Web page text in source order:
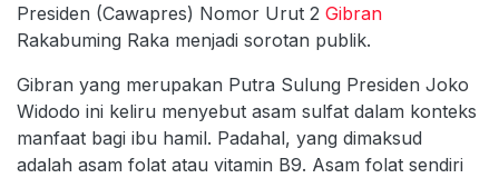
Presiden (Cawapres) Nomor Urut 2 Gibran
Rakabuming Raka menjadi sorotan publik.
Gibran yang merupakan Putra Sulung Presiden Joko
Widodo ini keliru menyebut asam sulfat dalam konteks
manfaat bagi ibu hamil. Padahal, yang dimaksud
adalah asam folat atau vitamin B9. Asam folat sendiri